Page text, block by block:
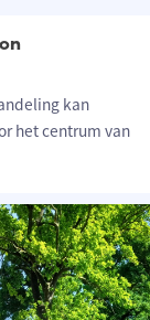
kan
het centrum van